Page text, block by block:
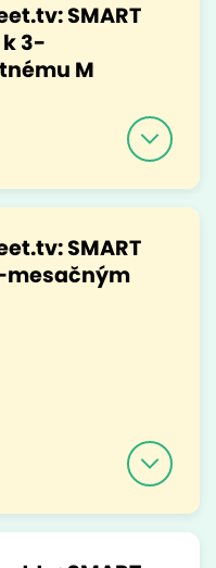
SMART
3-
M
SMART
mesačným